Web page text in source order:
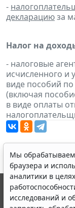
-
декларациюза
Налог на
- налоговые
исчисленного и
виде пособий
(включая
в виде оплаты
Мы
браузера и
аналитики в
исследований и
© ООО "НПП
выпускается с